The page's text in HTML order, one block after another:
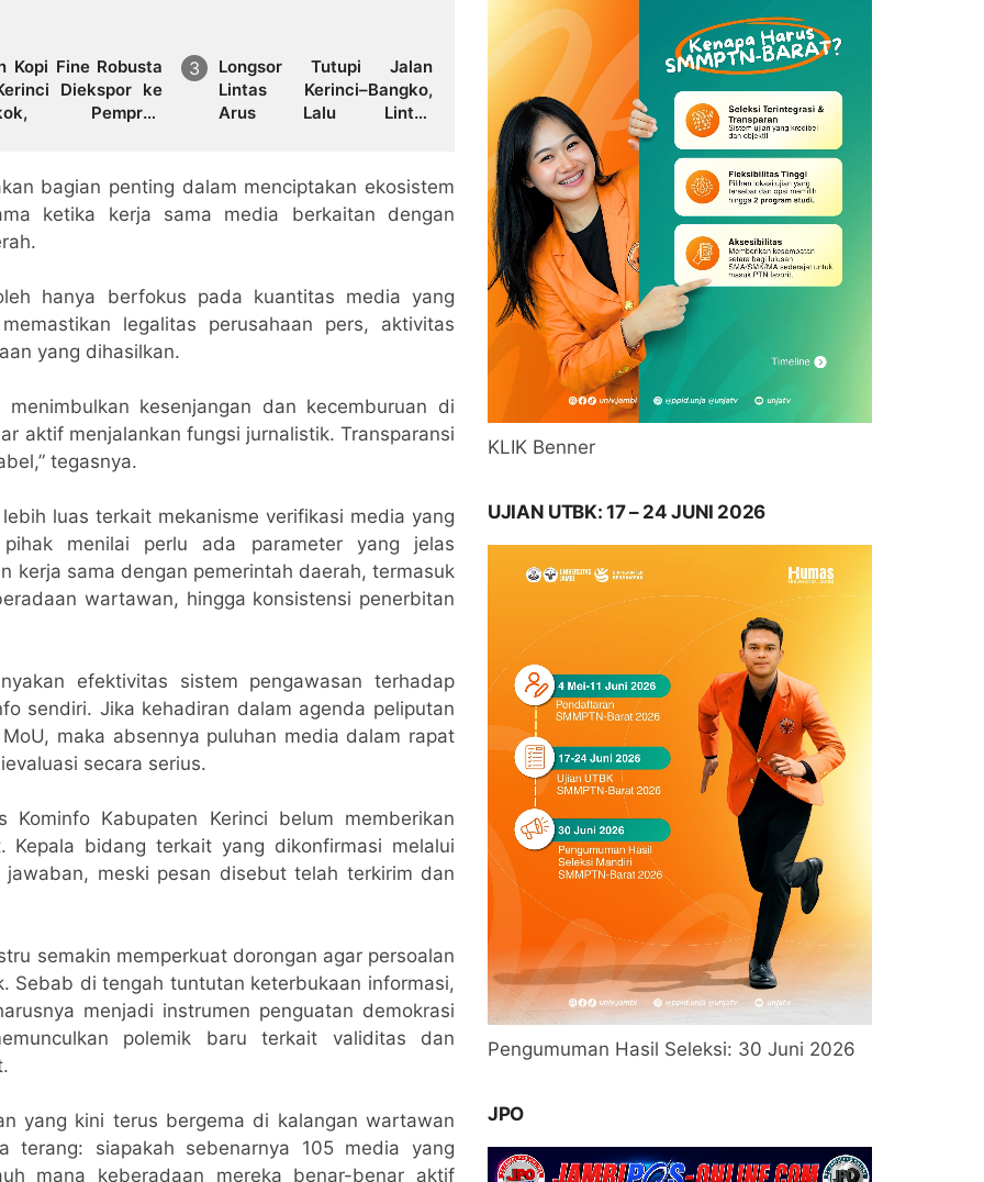
Kopi Fine Robusta
Diekspor ke
Pemprov
Longsor Tutupi Jalan
Lintas Kerinci–Bangko,
Arus Lalu Lintas
bagian penting dalam menciptakan ekosistem
ketika kerja sama media berkaitan dengan
hanya berfokus pada kuantitas media yang
legalitas perusahaan pers, aktivitas
yang dihasilkan.
kesenjangan dan kecemburuan di
aktif menjalankan fungsi jurnalistik. Transparansi
tegasnya.
luas terkait mekanisme verifikasi media yang
pihak menilai perlu ada parameter yang jelas
kerja sama dengan pemerintah daerah, termasuk
wartawan, hingga konsistensi penerbitan
efektivitas sistem pengawasan terhadap
sendiri. Jika kehadiran dalam agenda peliputan
maka absennya puluhan media dalam rapat
secara serius.
Kabupaten Kerinci belum memberikan
bidang terkait yang dikonfirmasi melalui
meski pesan disebut telah terkirim dan
semakin memperkuat dorongan agar persoalan
Sebab di tengah tuntutan keterbukaan informasi,
menjadi instrumen penguatan demokrasi
polemik baru terkait validitas dan
yang kini terus bergema di kalangan wartawan
terang: siapakah sebenarnya 105 media yang
mana keberadaan mereka benar-benar aktif
KLIK Benner
UJIAN UTBK: 17 – 24 JUNI 2026
Pengumuman Hasil Seleksi: 30 Juni 2026
JPO